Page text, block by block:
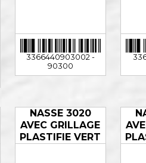
3366440903002 -
90300
NASSE 3020
AVEC GRILLAGE
PLASTIFIE VERT